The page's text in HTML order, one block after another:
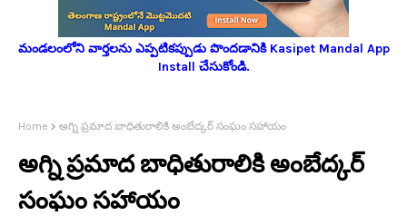
మండలంలోని వార్తలను ఎప్పటికప్పుడు పొందడానికి Kasipet Mandal App
Install చేసుకోండి.
Home అగ్ని ప్రమాద బాధితురాలికి అంబేద్కర్ సంఘం సహాయం
అగ్ని ప్రమాద బాధితురాలికి అంబేద్కర్
సంఘం సహాయం